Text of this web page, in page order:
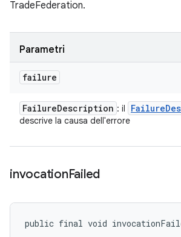
TradeFederation.
Parametri
failure
FailureDescription : il Failure
descrive la causa dell'errore
invocationFailed
public final void